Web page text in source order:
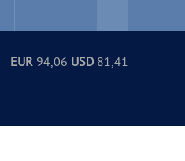
EUR 94,06 USD81,41